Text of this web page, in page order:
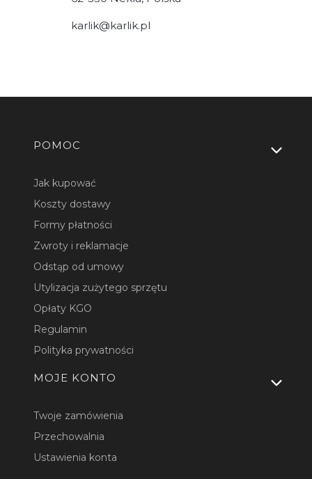
karlik@karlik.pl
Linki w stopce
POMOC
Jak kupować
Koszty dostawy
Formy płatności
Zwroty i reklamacje
Odstąp od umowy
Utylizacja zużytego sprzętu
Opłaty KGO
Regulamin
Polityka prywatności
MOJE KONTO
Twoje zamówienia
Przechowalnia
Ustawienia konta